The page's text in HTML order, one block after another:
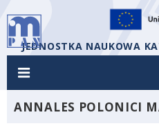
JEDNOSTKA NAUKOWA
ANNALES POLONICI